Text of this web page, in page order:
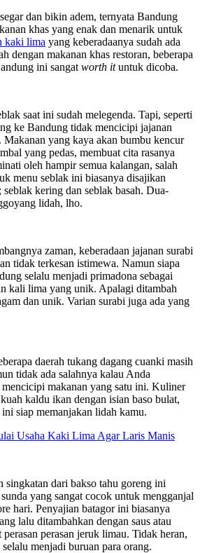
dan bikin adem, ternyata Bandung
khas yang enak dan menarik untuk
kaki lima yang keberadaanya sudah ada
dengan makanan khas restoran, beberapa
ini sangat worth ituntuk dicoba.
saat ini sudah melegenda. Tapi, seperti
ke Bandung tidak mencicipi jajanan
Makanan yang kaya akan bumbu kencur
yang pedas, membuat cita rasanya
oleh hampir semua kalangan, salah
menu seblak ini biasanya disajikan
seblak kering dan seblak basah. Dua-
lidah, lho.
zaman, keberadaan jajanan surabi
tidak terkesan istimewa. Namun siapa
selalu menjadi primadona sebagai
kali lima yang unik. Apalagi ditambah
dan unik. Varian surabi juga ada yang
daerah tukang dagang cuanki masih
tidak ada salahnya kalau Anda
makanan yang satu ini. Kuliner
kaldu ikan dengan isian baso bulat,
siap memanjakan lidah kamu.
Usaha Kaki Lima Agar Laris Manis
singkatan dari bakso tahu goreng ini
yang sangat cocok untuk mengganjal
hari. Penyajian batagor ini biasanya
lalu ditambahkan dengan saus atau
perasan jeruk limau. Tidak heran,
menjadi buruan para orang.